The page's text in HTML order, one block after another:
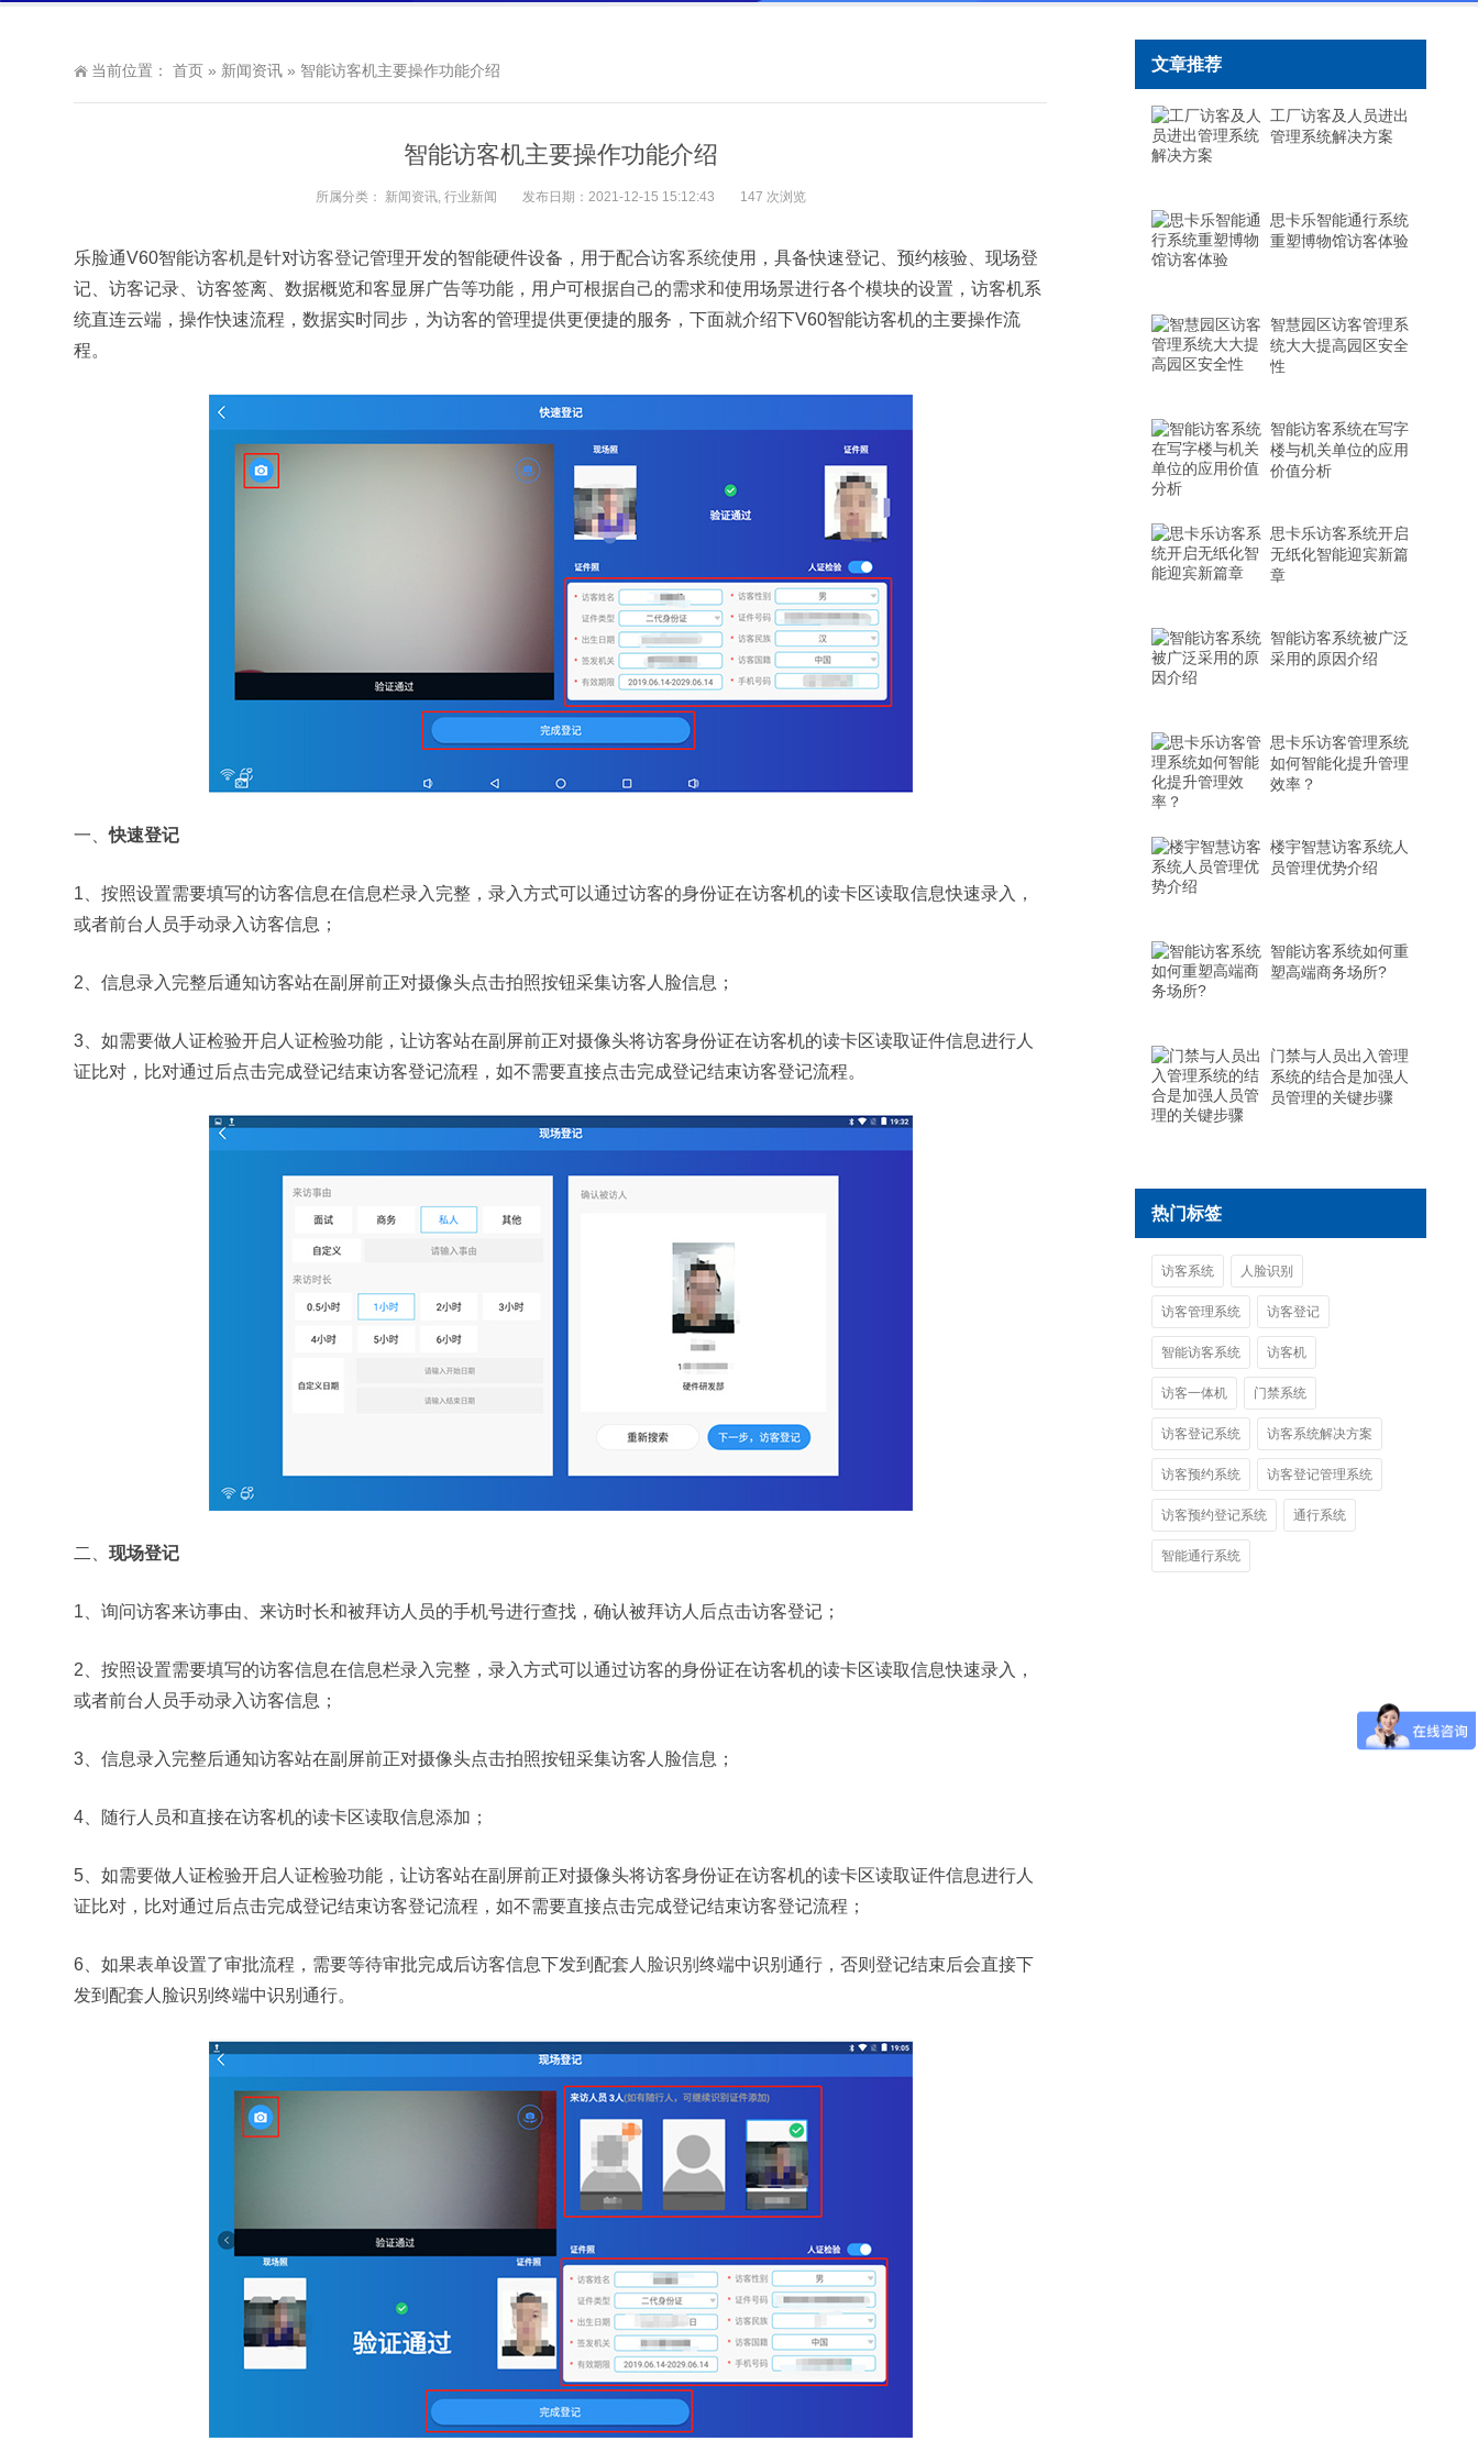
当前位置： 首页 » 新闻资讯 » 智能访客机主要操作功能介绍
智能访客机主要操作功能介绍
所属分类： 新闻资讯, 行业新闻 发布日期：2021-12-15 15:12:43 147 次浏览
乐脸通V60智能访客机是针对访客登记管理开发的智能硬件设备，用于配合访客系统使用，具备快速登记、预约核验、现场登
记、访客记录、访客签离、数据概览和客显屏广告等功能，用户可根据自己的需求和使用场景进行各个模块的设置，访客机系
统直连云端，操作快速流程，数据实时同步，为访客的管理提供更便捷的服务，下面就介绍下V60智能访客机的主要操作流
程。
一、快速登记
1、按照设置需要填写的访客信息在信息栏录入完整，录入方式可以通过访客的身份证在访客机的读卡区读取信息快速录入，
或者前台人员手动录入访客信息；
2、信息录入完整后通知访客站在副屏前正对摄像头点击拍照按钮采集访客人脸信息；
3、如需要做人证检验开启人证检验功能，让访客站在副屏前正对摄像头将访客身份证在访客机的读卡区读取证件信息进行人
证比对，比对通过后点击完成登记结束访客登记流程，如不需要直接点击完成登记结束访客登记流程。
二、 现场登记
1、询问访客来访事由、来访时长和被拜访人员的手机号进行查找，确认被拜访人后点击访客登记；
2、按照设置需要填写的访客信息在信息栏录入完整，录入方式可以通过访客的身份证在访客机的读卡区读取信息快速录入，
或者前台人员手动录入访客信息；
3、信息录入完整后通知访客站在副屏前正对摄像头点击拍照按钮采集访客人脸信息；
4、随行人员和直接在访客机的读卡区读取信息添加；
5、如需要做人证检验开启人证检验功能，让访客站在副屏前正对摄像头将访客身份证在访客机的读卡区读取证件信息进行人
证比对，比对通过后点击完成登记结束访客登记流程，如不需要直接点击完成登记结束访客登记流程；
6、如果表单设置了审批流程，需要等待审批完成后访客信息下发到配套 人脸识别 终端中识别通行，否则登记结束后会直接下
发到配套人脸识别终端中识别通行。
文章推荐
工厂访客及人员进出
管理系统解决方案
思卡乐智能通行系统
重塑博物馆访客体验
智慧园区访客管理系
统大大提高园区安全
性
智能访客系统在写字
楼与机关单位的应用
价值分析
思卡乐访客系统开启
无纸化智能迎宾新篇
章
智能访客系统被广泛
采用的原因介绍
思卡乐访客管理系统
如何智能化提升管理
效率？
楼宇智慧访客系统人
员管理优势介绍
智能访客系统如何重
塑高端商务场所?
门禁与人员出入管理
系统的结合是加强人
员管理的关键步骤
热门标签
访客系统 人脸识别
访客管理系统 访客登记
智能访客系统 访客机
访客一体机 门禁系统
访客登记系统 访客系统解决方案
访客预约系统 访客登记管理系统
访客预约登记系统 通行系统
智能通行系统